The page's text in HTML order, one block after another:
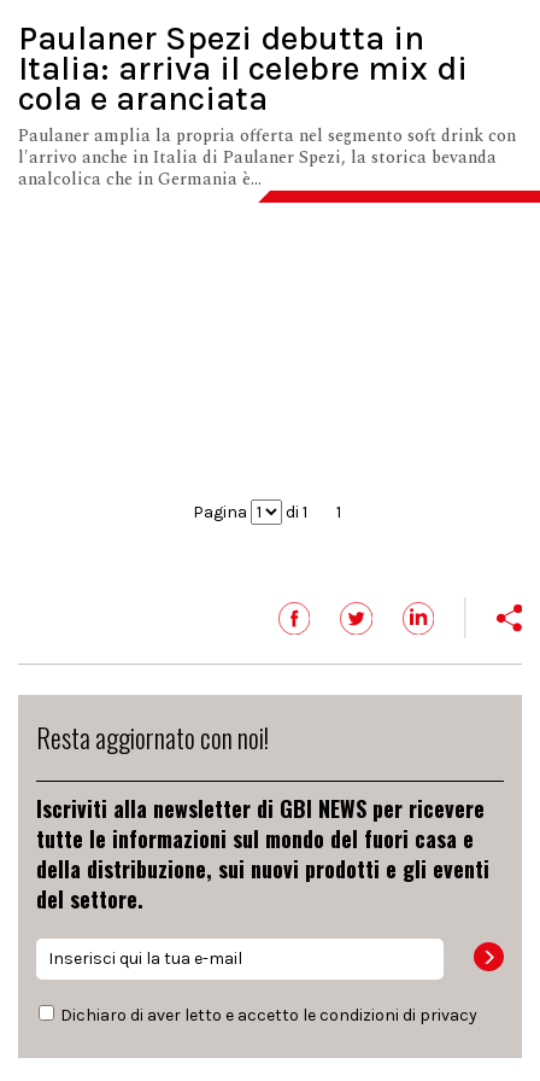
Paulaner Spezi debutta in
Italia: arriva il celebre mix di
cola e aranciata
Paulaner amplia la propria offerta nel segmento soft drink con
l'arrivo anche in Italia di Paulaner Spezi, la storica bevanda
analcolica che in Germania è...
Pagina di 1 1
Resta aggiornato con noi!
Iscriviti alla newsletter di GBI NEWS per ricevere
tutte le informazioni sul mondo del fuori casa e
della distribuzione, sui nuovi prodotti e gli eventi
del settore.
Dichiaro di aver letto e accetto le condizioni di privacy